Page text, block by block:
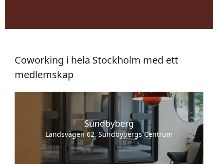
Coworking i hela Stockholm med ett
medlemskap
Sundbyberg
Landsvägen 62, Sundbybergs Centrum